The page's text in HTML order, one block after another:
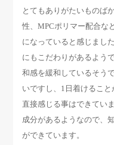
とてもありがたいものば
性、MPCポリマー配合な
になっていると感じまし
にもこだわりがあるよう
和感を緩和しているそう
いですし、1日着けるこ
直接感じる事はできてい
成分があるようなので、
ができています。